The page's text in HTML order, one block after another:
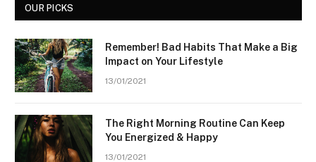
OUR PICKS
Remember! Bad Habits That Make a Big
Impact on Your Lifestyle
13/01/2021
The Right Morning Routine Can Keep
You Energized & Happy
13/01/2021